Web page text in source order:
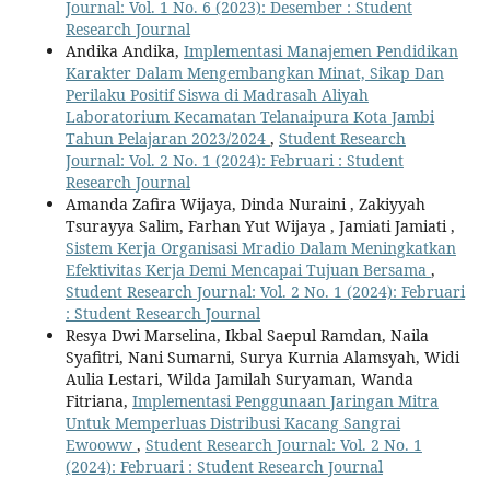
Journal: Vol. 1 No. 6 (2023): Desember : Student
Research Journal
Andika Andika, Implementasi Manajemen Pendidikan
Karakter Dalam Mengembangkan Minat, Sikap Dan
Perilaku Positif Siswa di Madrasah Aliyah
Laboratorium Kecamatan Telanaipura Kota Jambi
Tahun Pelajaran 2023/2024 , Student Research
Journal: Vol. 2 No. 1 (2024): Februari : Student
Research Journal
Amanda Zafira Wijaya, Dinda Nuraini , Zakiyyah
Tsurayya Salim, Farhan Yut Wijaya , Jamiati Jamiati ,
Sistem Kerja Organisasi Mradio Dalam Meningkatkan
Efektivitas Kerja Demi Mencapai Tujuan Bersama ,
Student Research Journal: Vol. 2 No. 1 (2024): Februari
: Student Research Journal
Resya Dwi Marselina, Ikbal Saepul Ramdan, Naila
Syafitri, Nani Sumarni, Surya Kurnia Alamsyah, Widi
Aulia Lestari, Wilda Jamilah Suryaman, Wanda
Fitriana, Implementasi Penggunaan Jaringan Mitra
Untuk Memperluas Distribusi Kacang Sangrai
Ewooww , Student Research Journal: Vol. 2 No. 1
(2024): Februari : Student Research Journal